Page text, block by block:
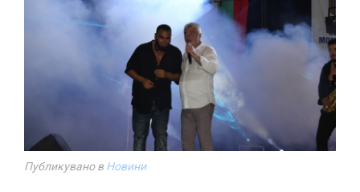
Публикувано вНовини